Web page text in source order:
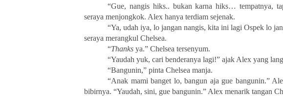
“Gue, nangis hiks.. bukan karna hiks… tempatnya,
seraya menjongkok. Alex hanya terdiam sejenak.
“Ya, udah iya, lo jangan nangis, kita ini lagi Ospek lo
seraya merangkul Chelsea.
“Thanks ya.” Chelsea tersenyum.
“Yaudah yuk, cari benderanya lagi!” ajak Alex yang
“Bangunin,” pinta Chelsea manja.
“Anak mami banget lo, bangun aja gue bangunin.”
bibirnya. “Yaudah, sini, gue bangunin.” Alex menarik tangan